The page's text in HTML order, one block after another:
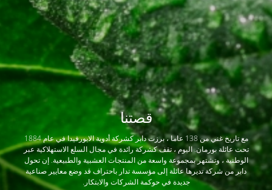
قصتنا
مع تاريخ غني من 138 عاما ، برزت دابر كشركة أدوية الايورفيدا في عام 1884
تحت عائلة بورمان. اليوم ، تقف كشركة رائدة في مجال السلع الاستهلاكية عبر
الوطنية ، وتشتهر بمجموعة واسعة من المنتجات العشبية والطبيعية. إن تحول
دابر من شركة تديرها عائلة إلى مؤسسة تدار باحتراف قد وضع معايير صناعية
جديدة في حوكمة الشركات والابتكار.